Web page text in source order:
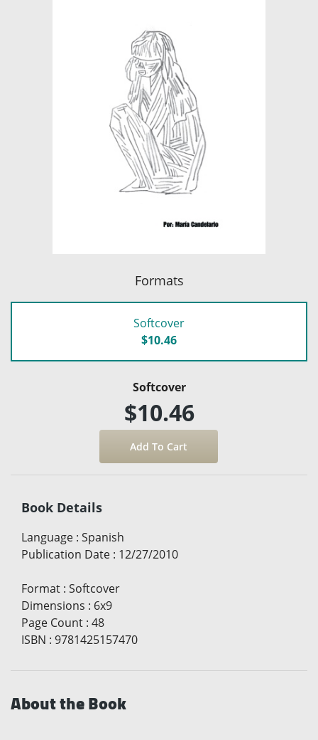
Formats
Softcover
$10.46
Softcover
$10.46
Book Details
Language : Spanish
Publication Date : 12/27/2010
Format : Softcover
Dimensions : 6x9
Page Count : 48
ISBN : 9781425157470
About the Book